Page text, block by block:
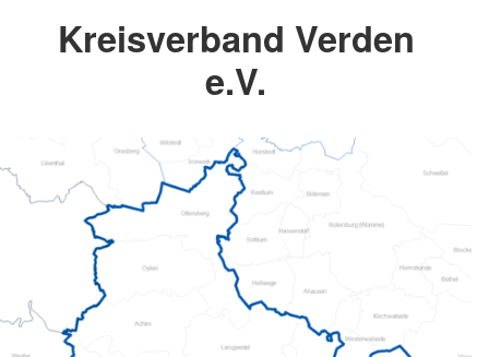
Kreisverband Verden
e.V.